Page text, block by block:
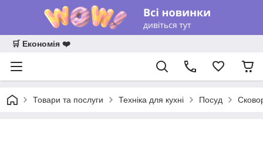
🛒 Економія ❤️
Товари та послуги Техніка для кухні Посуд